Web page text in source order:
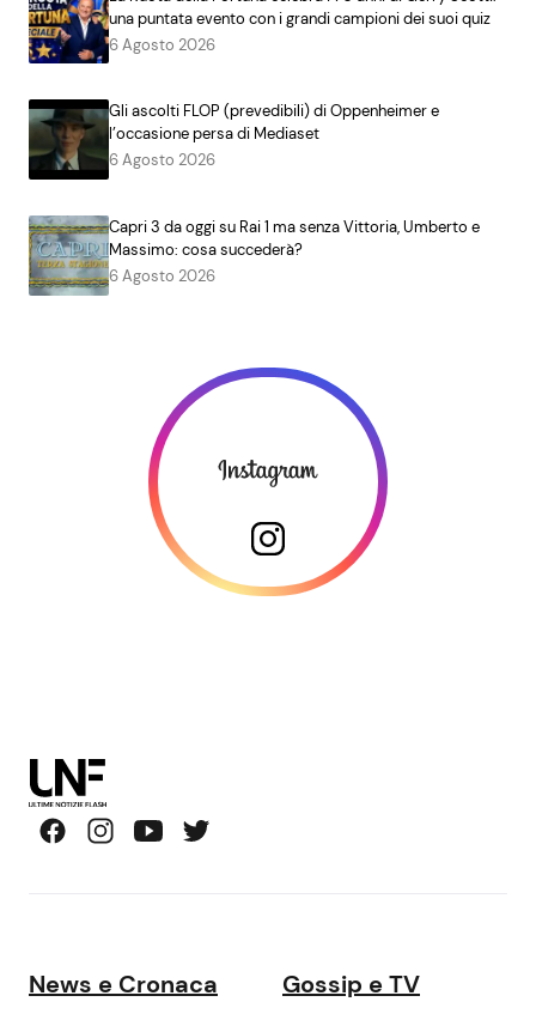
una puntata evento con i grandi campioni dei suoi quiz
6 Agosto 2026
Gli ascolti FLOP (prevedibili) di Oppenheimer e
l’occasione persa di Mediaset
6 Agosto 2026
Capri 3 da oggi su Rai 1 ma senza Vittoria, Umberto e
Massimo: cosa succederà?
6 Agosto 2026
News e Cronaca Gossip e TV